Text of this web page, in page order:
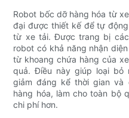
Robot bốc dỡ hàng hóa từ
đại được thiết kế để tự
từ xe tải. Được trang bị
robot có khả năng nhận
từ khoang chứa hàng của
quả. Điều này giúp loại bỏ
giảm đáng kể thời gian
hàng hóa, làm cho toàn bộ
chi phí hơn.